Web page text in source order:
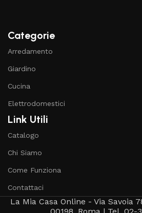
Categorie
Arredamento
Giardino
Cucina
Elettrodomestici
Link Utili
Catalogo
Chi Siamo
Come Funziona
Contattaci
La Mia Casa Online - Via Savoia